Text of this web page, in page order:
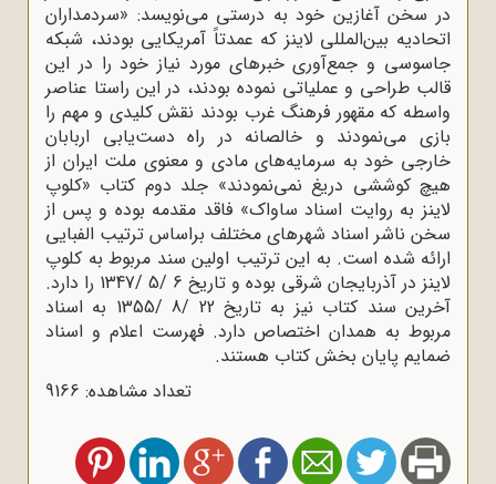
در سخن آغازین خود به درستی می‌نویسد: «سردمداران
اتحادیه بین‌المللی لاینز که عمدتاً آمریکایی بودند، شبکه
جاسوسی و جمع‌آوری خبرهای مورد نیاز خود را در این
قالب طراحی و عملیاتی نموده بودند، در این راستا عناصر
واسطه که مقهور فرهنگ غرب بودند نقش کلیدی و مهم را
بازی می‌نمودند و خالصانه در راه دست‌یابی اربابان
خارجی خود به سرمایه‌های مادی و معنوی ملت ایران از
هیچ کوششی دریغ نمی‌نمودند» جلد دوم کتاب «کلوپ
لاینز به روایت اسناد ساواک» فاقد مقدمه بوده و پس از
سخن ناشر اسناد شهرهای مختلف براساس ترتیب الفبایی
ارائه شده است. به این ترتیب اولین سند مربوط به کلوپ
لاینز در آذربایجان شرقی بوده و تاریخ 6 /5 /1347 را دارد.
آخرین سند کتاب نیز به تاریخ 22 /8 /1355 به اسناد
مربوط به همدان اختصاص دارد. فهرست اعلام و اسناد
ضمایم پایان بخش کتاب هستند.
تعداد مشاهده: 9166